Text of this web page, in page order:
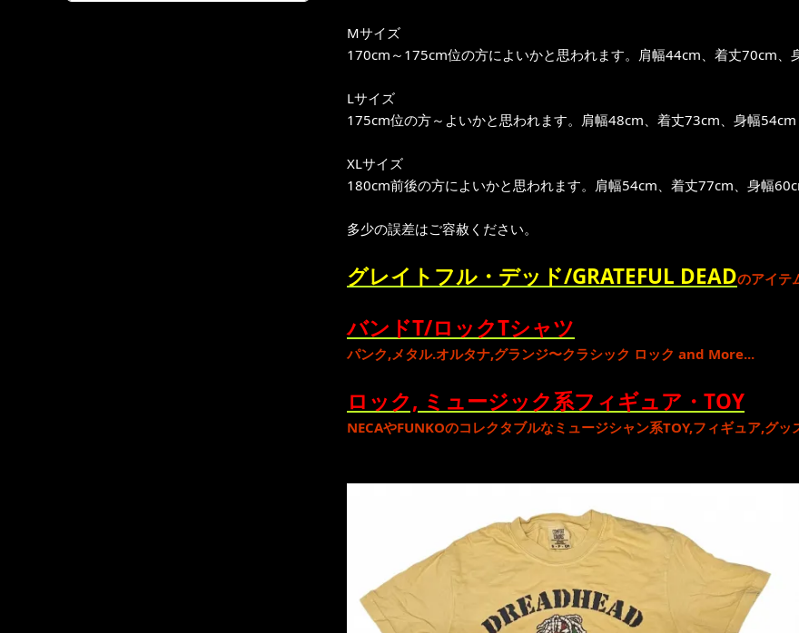
Mサイズ
170cm～175cm位の方によいかと思われます。肩幅44cm、着丈70cm、
Lサイズ
175cm位の方～よいかと思われます。肩幅48cm、着丈73cm、身幅54cm
XLサイズ
180cm前後の方によいかと思われます。肩幅54cm、着丈77cm、身幅
多少の誤差はご容赦ください。
グレイトフル・デッド/GRATEFUL DEADのアイテ
バンドT/ロックTシャツ
パンク,メタル.オルタナ,グランジ〜クラシック ロック and More...
ロック, ミュージック系フィギュア・TOY
NECAやFUNKOのコレクタブルなミュージシャン系TOY,フィギュア,グッ